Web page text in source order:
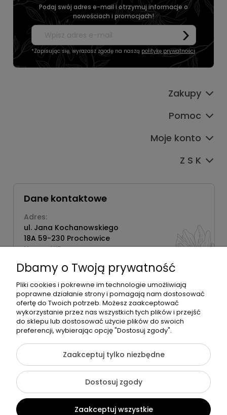
Podaj swój adres e-mail i otrzymuj informacje o
nowościach i promocjach!
*Zapisując się, wyrażasz zgodę na naszą politykę prywatności.
Zakupy
Pomoc
Moje konto
Z S K
Dane kontaktowe
Adres:
ul. Jana Kochanowskiego
18A 59-230 Prochowice
Numer NIP:
Telefon:
518358020
©2026 Wszelkie Prawa Zastrzeżone | Zrób Sobie Krem
Szablon Flex byEcommercy
Pokaż pełną wersję strony
Sklep internetowy Shoper Premium
Dbamy o Twoją prywatność
Pliki cookies i pokrewne im technologie umożliwiają
poprawne działanie strony i pomagają nam dostosować
ofertę do Twoich potrzeb. Możesz zaakceptować
wykorzystanie przez nas wszystkich tych plików i przejść
do sklepu lub dostosować użycie plików do swoich
preferencji, wybierając opcję "Dostosuj zgody".
Zaakceptuj tylko niezbędne
Dostosuj zgody
Zaakceptuj wszystkie